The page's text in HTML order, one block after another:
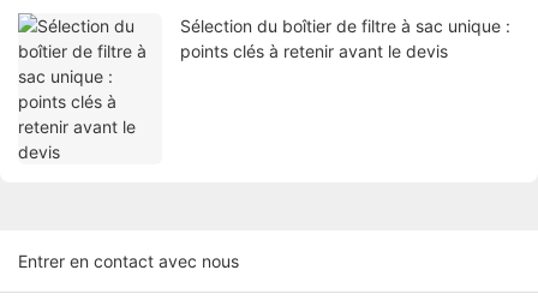
Sélection du boîtier de filtre à sac unique :
points clés à retenir avant le devis
Entrer en contact avec nous